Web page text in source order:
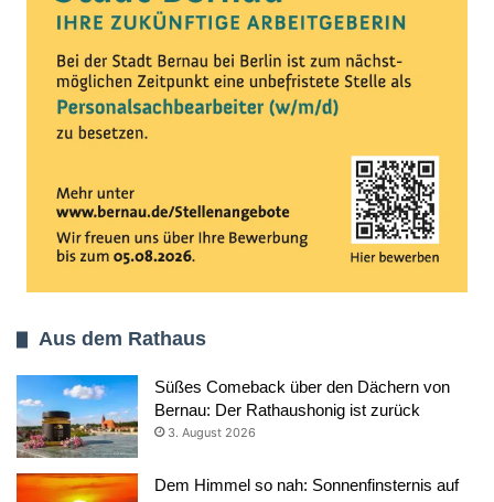
Aus dem Rathaus
Süßes Comeback über den Dächern von
Bernau: Der Rathaushonig ist zurück
3. August 2026
Dem Himmel so nah: Sonnenfinsternis auf